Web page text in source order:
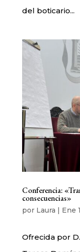
del boticario...
Conferencia:
consecuencias»
por Laura | Ene
Ofrecida por